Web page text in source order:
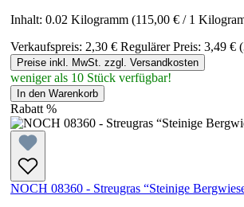
Inhalt: 0.02 Kilogramm (115,00 € / 1
Verkaufspreis: 2,30 € Regulärer Preis: 3,49 €
Preise inkl. MwSt. zzgl. Versandkosten
weniger als 10 Stück verfügbar!
In den Warenkorb
Rabatt %
NOCH 08360 - Streugras “Steinige